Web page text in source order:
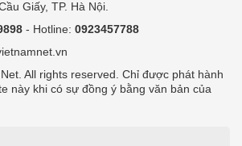
Giấy, TP. Hà Nội.
- Hotline: 0923457788
All rights reserved. Chỉ được phát hành
này khi có sự đồng ý bằng văn bản của